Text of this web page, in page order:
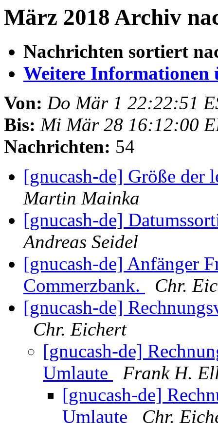
März 2018 Archiv
Nachrichten sortiert
Weitere Informationen
Von: Do Mär 1 22:22:51
Bis: Mi Mär 28 16:12:00
Nachrichten: 54
[gnucash-de] Größe der
Martin Mainka
[gnucash-de]
Andreas Seidel
[gnucash-de] Anfänger
Commerzbank.
Chr.
[gnucash-de]
Chr. Eichert
[gnucash-de]
Umlaute
Frank H.
[gnucash-de]
Umlaute
Chr.